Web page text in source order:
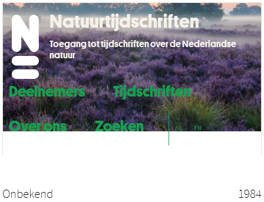
Deelnemers
Tijdschriften
Over ons
Zoeken NL EN
Natuurtijdschriften
Toegang tot tijdschriften over de Nederlandse
natuur
Onbekend 1984